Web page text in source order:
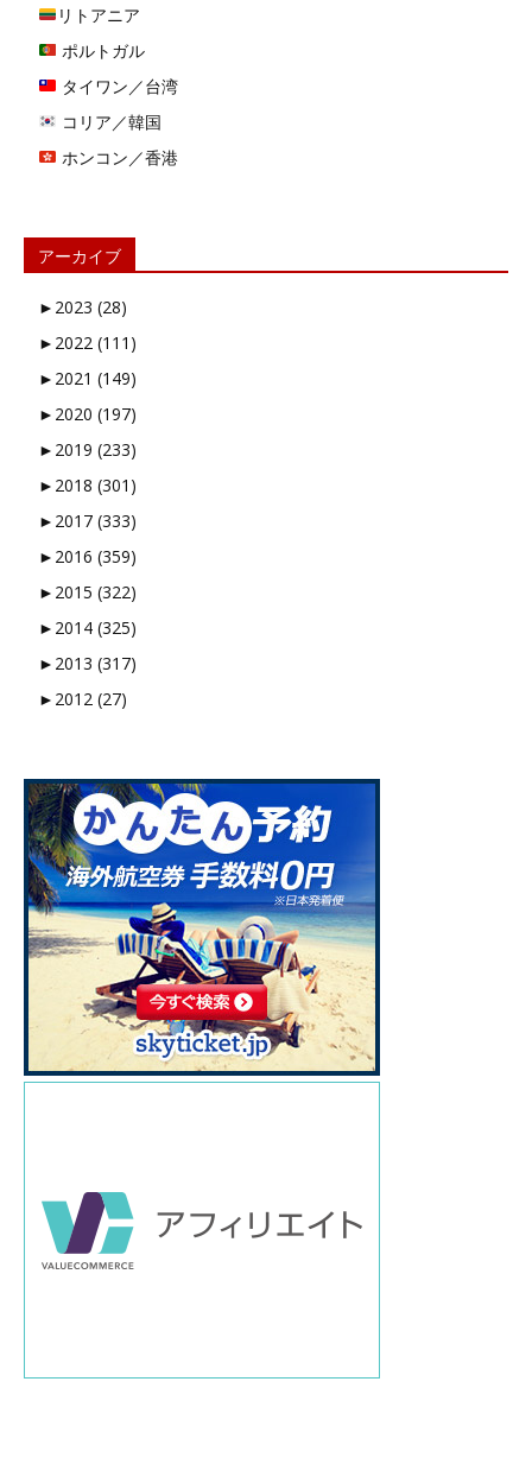
リトアニア
ポルトガル
タイワン／台湾
コリア／韓国
ホンコン／香港
アーカイブ
► 2023 (28)
► 2022 (111)
► 2021 (149)
► 2020 (197)
► 2019 (233)
► 2018 (301)
► 2017 (333)
► 2016 (359)
► 2015 (322)
► 2014 (325)
► 2013 (317)
► 2012 (27)